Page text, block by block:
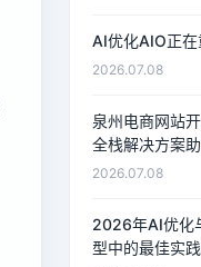
AI优化AIO正
2026.07.08
泉州电商网站
全栈解决方案
2026.07.08
2026年AI优化
型中的最佳实